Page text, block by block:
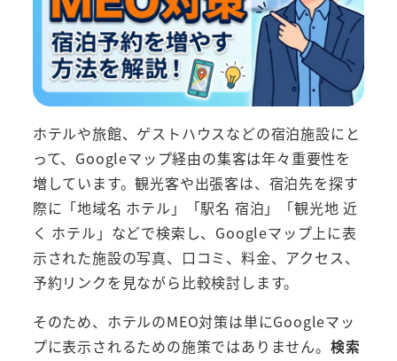
ホテルや旅館、ゲストハウスなどの宿泊施設にと
って、Googleマップ経由の集客は年々重要性を
増しています。観光客や出張客は、宿泊先を探す
際に「地域名 ホテル」「駅名 宿泊」「観光地 近
く ホテル」などで検索し、Googleマップ上に表
示された施設の写真、口コミ、料金、アクセス、
予約リンクを見ながら比較検討します。
そのため、ホテルのMEO対策は単にGoogleマッ
プに表示されるための施策ではありません。 検索